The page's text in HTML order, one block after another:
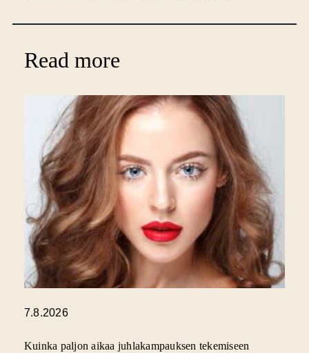
Read more
7.8.2026
Kuinka paljon aikaa juhlakampauksen tekemiseen